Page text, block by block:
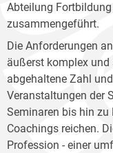
Abteilung
zusammengeführt.
Die Anforderungen
äußerst komplex
abgehaltene Zahl
Veranstaltungen der
Seminaren bis hin
Coachings reichen.
Profession - einer